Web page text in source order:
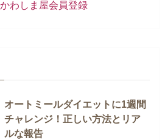
オートミールダイエットに1週間
チャレンジ！正しい方法とリア
ルな報告